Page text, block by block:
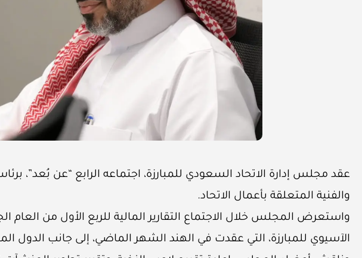
عقد مجلس إدارة الاتحاد السعودي للمبارزة، اجتماعه الرابع “عن بُعد”،
والفنية المتعلقة بأعمال الاتحاد.
واستعرض المجلس خلال الاجتماع التقارير المالية للربع الأول من العام
الآسيوي للمبارزة، التي عقدت في الهند الشهر الماضي، إلى جانب الدول